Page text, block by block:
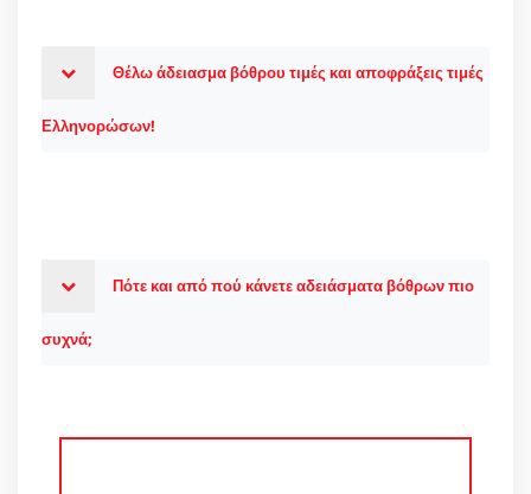
Θέλω άδειασμα βόθρου τιμές και αποφράξεις τιμές
Ελληνορώσων!
Πότε και από πού κάνετε αδειάσματα βόθρων πιο
συχνά;